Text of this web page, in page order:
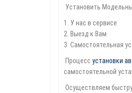
Установить
1. У нас в сервисе
2. Выезд к Вам
3. Самостоятельная
Процесс установки
самостоятельной
Осуществляем